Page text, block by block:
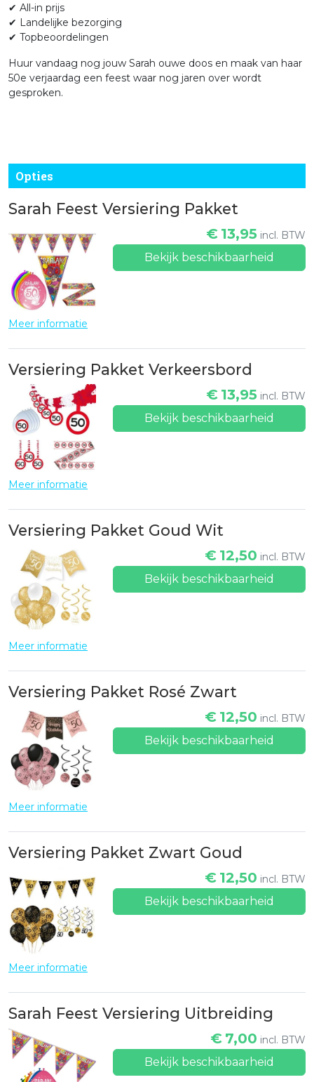
✔ All-in prijs
✔ Landelijke bezorging
✔ Topbeoordelingen
Huur vandaag nog jouw Sarah ouwe doos en maak van haar
50e verjaardag een feest waar nog jaren over wordt
gesproken.
Opties
Sarah Feest Versiering Pakket
€ 13,95 incl. BTW
Bekijk beschikbaarheid
Meer informatie
Versiering Pakket Verkeersbord
€ 13,95 incl. BTW
Bekijk beschikbaarheid
Meer informatie
Versiering Pakket Goud Wit
€ 12,50 incl. BTW
Bekijk beschikbaarheid
Meer informatie
Versiering Pakket Rosé Zwart
€ 12,50 incl. BTW
Bekijk beschikbaarheid
Meer informatie
Versiering Pakket Zwart Goud
€ 12,50 incl. BTW
Bekijk beschikbaarheid
Meer informatie
Sarah Feest Versiering Uitbreiding
€ 7,00 incl. BTW
Bekijk beschikbaarheid